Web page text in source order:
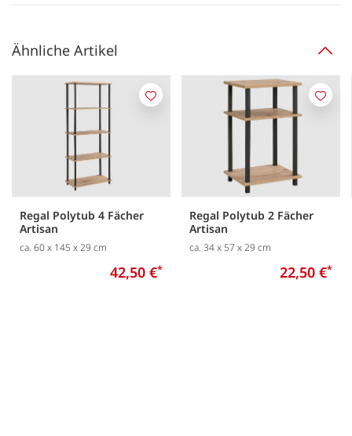
Ähnliche Artikel
Regal Polytub 4 Fächer
Artisan
ca. 60 x 145 x 29 cm
42,50 €*
Merken
Regal Polytub 2 Fächer
Artisan
ca. 34 x 57 x 29 cm
22,50 €*